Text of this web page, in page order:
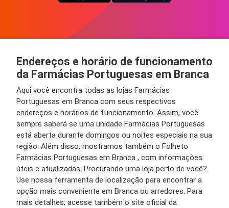
Endereços e horário de funcionamento
da Farmácias Portuguesas em Branca
Aqui você encontra todas as lojas Farmácias
Portuguesas em Branca com seus respectivos
endereços e horários de funcionamento. Assim, você
sempre saberá se uma unidade Farmácias Portuguesas
está aberta durante domingos ou noites especiais na sua
região. Além disso, mostramos também o Folheto
Farmácias Portuguesas em Branca , com informações
úteis e atualizadas. Procurando uma loja perto de você?
Use nossa ferramenta de localização para encontrar a
opção mais conveniente em Branca ou arredores. Para
mais detalhes, acesse também o site oficial da